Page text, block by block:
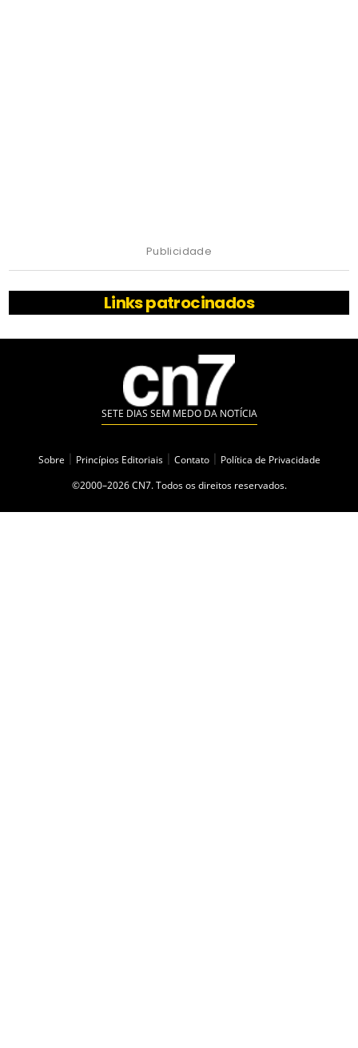
Publicidade
Links patrocinados
SETE DIAS SEM MEDO DA NOTÍCIA
Sobre Princípios Editoriais Contato
Política de Privacidade
©2000–2026 CN7. Todos os direitos reservados.